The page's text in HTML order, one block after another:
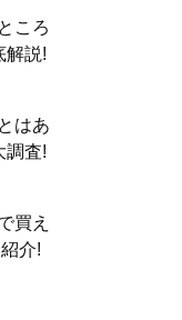
ころ
解説!
はあ
調査!
買え
介!